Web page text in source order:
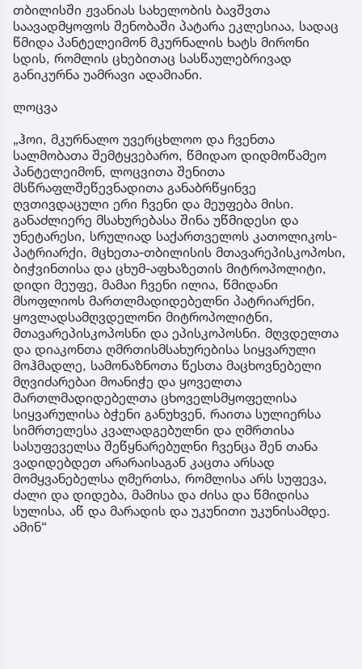
თბილისში ჟვანიას სახელობის ბავშვთა
საავადმყოფოს შენობაში პატარა ეკლესიაა, სადაც
წმიდა პანტელეიმონ მკურნალის ხატს მირონი
სდის, რომლის ცხებითაც სასწაულებრივად
განიკურნა უამრავი ადამიანი.
ლოცვა
„ჰოი, მკურნალო უვერცხლოო და ჩვენთა
სალმობათა შემტყვებარო, წმიდაო დიდმოწამეო
პანტელეიმონ, ლოცვითა შენითა
მსწრაფლშეწევნადითა განაბრწყინვე
ღვთივდაცული ერი ჩვენი და მეუფება მისი.
განაძლიერე მსახურებასა შინა უწმიდესი და
უნეტარესი, სრულიად საქართველოს კათოლიკოს-
პატრიარქი, მცხეთა-თბილისის მთავარეპისკოპოსი,
ბიჭვინთისა და ცხუმ-აფხაზეთის მიტროპოლიტი,
დიდი მეუფე, მამაი ჩვენი ილია, წმიდანი
მსოფლიოს მართლმადიდებელნი პატრიარქნი,
ყოვლადსამღვდელონი მიტროპოლიტნი,
მთავარეპისკოპოსნი და ეპისკოპოსნი. მღვდელთა
და დიაკონთა ღმრთისმსახურებისა სიყვარული
მოჰმადლე, სამონაზნოთა წესთა მაცხოვნებელი
მღვიძარებაი მოანიჭე და ყოველთა
მართლმადიდებელთა ცხოველსმყოფელისა
სიყვარულისა ბჭენი განუხვენ, რაითა სულიერსა
სიმრთელესა კვალადგებულნი და ღმრთისა
სასუფეველსა შეწყნარებულნი ჩვენცა შენ თანა
ვადიდებდეთ არარაისაგან კაცთა არსად
მომყვანებელსა ღმერთსა, რომლისა არს სუფევა,
ძალი და დიდება, მამისა და ძისა და წმიდისა
სულისა, აწ და მარადის და უკუნითი უკუნისამდე.
ამინ“